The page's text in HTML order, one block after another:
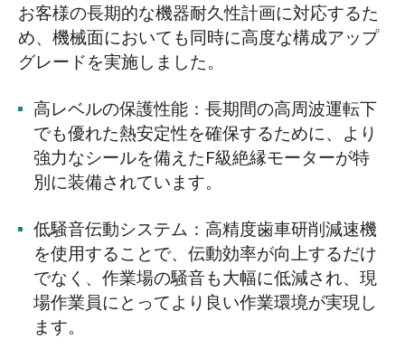
お客様の長期的な機器耐久性計画に対応するた
め、機械面においても同時に高度な構成アップ
グレードを実施しました。
高レベルの保護性能：長期間の高周波運転下
でも優れた熱安定性を確保するために、より
強力なシールを備えたF級絶縁モーターが特
別に装備されています。
低騒音伝動システム：高精度歯車研削減速機
を使用することで、伝動効率が向上するだけ
でなく、作業場の騒音も大幅に低減され、現
場作業員にとってより良い作業環境が実現し
ます。